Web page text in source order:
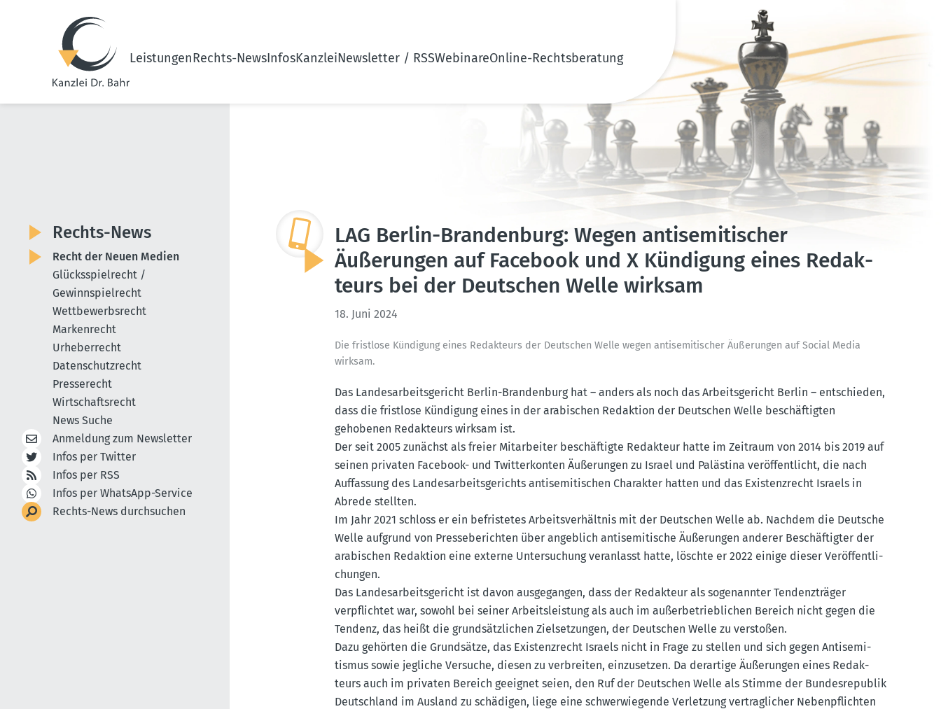
LeistungenRechts-NewsInfosKanzleiNewsletter / RSSWebinareOnline-Rechtsberatung
LAG Berlin-Brandenburg: Wegen antise­mi­ti­scher
Äußerungen auf Facebook und X Kündigung eines Redak­
teurs bei der Deutschen Welle wirksam
18. Juni 2024
Die fristlose Kündigung eines Redak­teurs der Deutschen Welle wegen antise­mi­ti­scher Äußerungen auf Social Media
wirksam.
Das Landes­ar­beits­ge­richt Berlin-Brandenburg hat – anders als noch das Arbeits­ge­richt Berlin – entschieden,
dass die fristlose Kündigung eines in der arabi­schen Redaktion der Deutschen Welle beschäf­tigten
gehobenen Redak­teurs wirksam ist.
Der seit 2005 zunächst als freier Mitar­beiter beschäf­tigte Redakteur hatte im Zeitraum von 2014 bis 2019 auf
seinen privaten Facebook- und Twitter­konten Äußerungen zu Israel und Palästina veröf­fent­licht, die nach
Auffassung des Landes­ar­beits­ge­richts antise­mi­ti­schen Charakter hatten und das Existenz­recht Israels in
Abrede stellten.
Im Jahr 2021 schloss er ein befris­tetes Arbeits­ver­hältnis mit der Deutschen Welle ab. Nachdem die Deutsche
Welle aufgrund von Presse­be­richten über angeblich antise­mi­tische Äußerungen anderer Beschäf­tigter der
arabi­schen Redaktion eine externe Unter­su­chung veran­lasst hatte, löschte er 2022 einige dieser Veröf­fent­li­
chungen.
Das Landes­ar­beits­ge­richt ist davon ausge­gangen, dass der Redakteur als sogenannter Tendenz­träger
verpflichtet war, sowohl bei seiner Arbeits­leistung als auch im außer­be­trieb­lichen Bereich nicht gegen die
Tendenz, das heißt die grund­sätz­lichen Zielset­zungen, der Deutschen Welle zu verstoßen.
Dazu gehörten die Grund­sätze, das Existenz­recht Israels nicht in Frage zu stellen und sich gegen Antise­mi­
tismus sowie jegliche Versuche, diesen zu verbreiten, einzu­setzen. Da derartige Äußerungen eines Redak­
teurs auch im privaten Bereich geeignet seien, den Ruf der Deutschen Welle als Stimme der Bundes­re­publik
Deutschland im Ausland zu schädigen, liege eine schwer­wie­gende Verletzung vertrag­licher Neben­pflichten
Rechts-News
Recht der Neuen Medien
Glücksspielrecht /
Gewinnspielrecht
Wettbewerbsrecht
Markenrecht
Urheberrecht
Datenschutzrecht
Presserecht
Wirtschaftsrecht
News Suche
Anmeldung zum Newsletter
Infos per Twitter
Infos per RSS
Infos per WhatsApp-Service
Rechts-News durchsuchen